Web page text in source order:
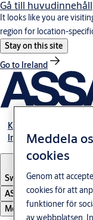
Gå till huvudinnehåll
It looks like you are
region for location-
Stay on this site
Go to Ireland
Karriär
Investerare
Sweden·Svenska
ASSA ABLOY Group
Meny
Meddela
cookies
Genom att
cookies för att
funktioner för
av webbplatsen.